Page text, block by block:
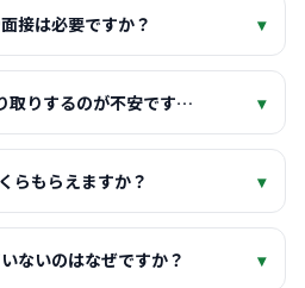
接は必要ですか？ ▾
取りするのが不安です… ▾
らもらえますか？ ▾
ないのはなぜですか？ ▾